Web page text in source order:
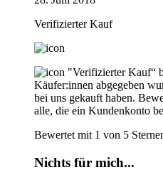
Verifizierter Kauf
"Verifizierter Kauf“
Käufer:innen abgegeben
bei uns gekauft haben.
alle, die ein Kundenkonto
Bewertet mit 1 von 5
Nichts für mich...